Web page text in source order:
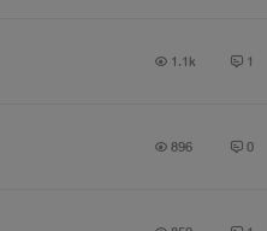
1.1k 1
896 0